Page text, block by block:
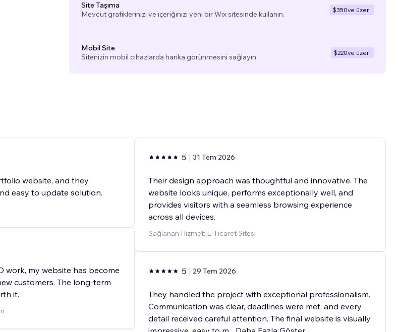
Site Taşıma
Mevcut grafiklerinizi ve içeriğinizi yeni bir Wix sitesinde kullanın.
$350ve üzeri
Mobil Site
Sitenizin mobil cihazlarda harika görünmesini sağlayın.
$220ve üzeri
website, and they
easy to update solution.
work, my website has become
customers. The long-term
it.
5 31 Tem 2026
Their design approach was thoughtful and innovative. The
website looks unique, performs exceptionally well, and
provides visitors with a seamless browsing experience
across all devices.
Sağlanan Hizmet: E-Ticaret Sitesi
5 29 Tem 2026
They handled the project with exceptional professionalism.
Communication was clear, deadlines were met, and every
detail received careful attention. The final website is visually